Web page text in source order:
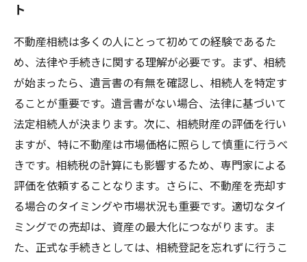
ト
不動産相続は多くの人にとって初めての経験であるた
め、法律や手続きに関する理解が必要です。まず、相続
が始まったら、遺言書の有無を確認し、相続人を特定す
ることが重要です。遺言書がない場合、法律に基づいて
法定相続人が決まります。次に、相続財産の評価を行い
ますが、特に不動産は市場価格に照らして慎重に行うべ
きです。相続税の計算にも影響するため、専門家による
評価を依頼することなります。さらに、不動産を売却す
る場合のタイミングや市場状況も重要です。適切なタイ
ミングでの売却は、資産の最大化につながります。ま
た、正式な手続きとしては、相続登記を忘れずに行うこ